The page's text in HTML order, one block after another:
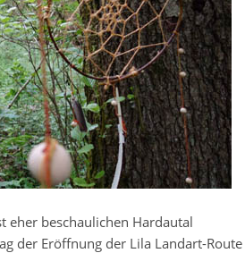
eher beschaulichen Hardautal
der Eröffnung der Lila Landart-Route